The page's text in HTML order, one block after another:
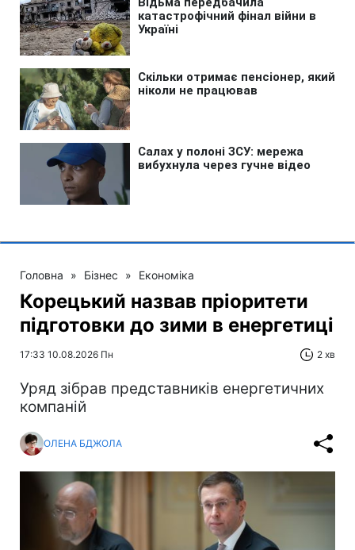
Головна » Бізнес » Економіка
Корецький назвав пріоритети
підготовки до зими в енергетиці
17:33 10.08.2026 Пн 2 хв
Уряд зібрав представників енергетичних
компаній
ОЛЕНА БДЖОЛА